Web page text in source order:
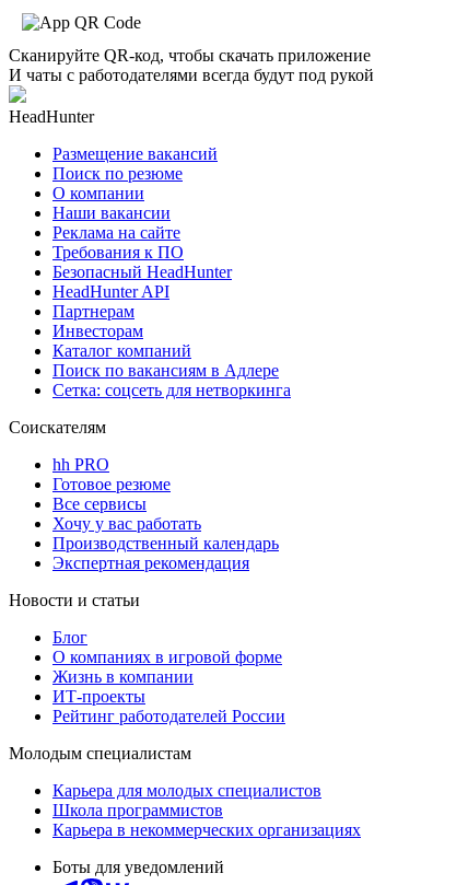
Сканируйте QR-код, чтобы скачать приложение
И чаты с работодателями всегда будут под рукой
HeadHunter
Размещение вакансий
Поиск по резюме
О компании
Наши вакансии
Реклама на сайте
Требования к ПО
Безопасный HeadHunter
HeadHunter API
Партнерам
Инвесторам
Каталог компаний
Поиск по вакансиям в Адлере
Сетка: соцсеть для нетворкинга
Соискателям
hh PRO
Готовое резюме
Все сервисы
Хочу у вас работать
Производственный календарь
Экспертная рекомендация
Новости и статьи
Блог
О компаниях в игровой форме
Жизнь в компании
ИТ-проекты
Рейтинг работодателей России
Молодым специалистам
Карьера для молодых специалистов
Школа программистов
Карьера в некоммерческих организациях
Боты для уведомлений